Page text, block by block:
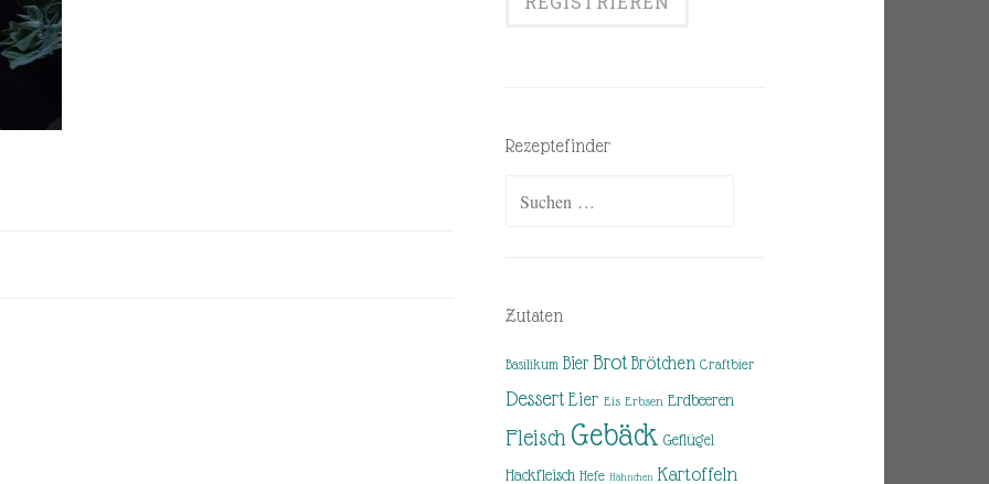
Rezeptefinder
Zutaten
Basilikum Bier Brot Brötchen Craftbier
Dessert Eier Eis Erbsen Erdbeeren
Fleisch Gebäck Geflügel
Hackfleisch Hefe Hähnchen Kartoffeln